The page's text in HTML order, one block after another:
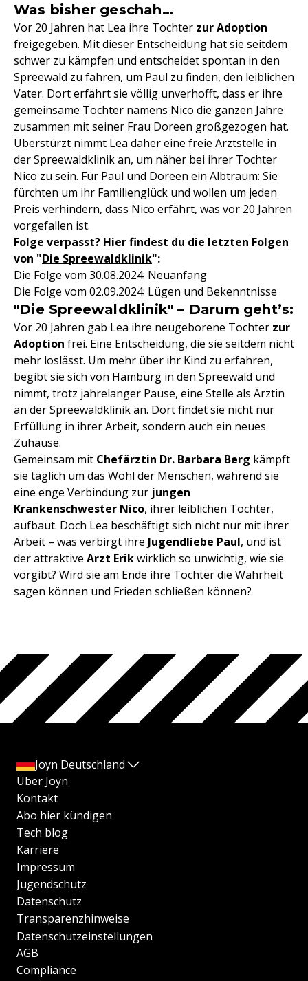
Was bisher geschah…
Vor 20 Jahren hat Lea ihre Tochter zur Adoption
freigegeben. Mit dieser Entscheidung hat sie seitdem
schwer zu kämpfen und entscheidet spontan in den
Spreewald zu fahren, um Paul zu finden, den leiblichen
Vater. Dort erfährt sie völlig unverhofft, dass er ihre
gemeinsame Tochter namens Nico die ganzen Jahre
zusammen mit seiner Frau Doreen großgezogen hat.
Überstürzt nimmt Lea daher eine freie Arztstelle in
der Spreewaldklinik an, um näher bei ihrer Tochter
Nico zu sein. Für Paul und Doreen ein Albtraum: Sie
fürchten um ihr Familienglück und wollen um jeden
Preis verhindern, dass Nico erfährt, was vor 20 Jahren
vorgefallen ist.
Folge verpasst? Hier findest du die letzten Folgen
von "Die Spreewaldklinik":
Die Folge vom 30.08.2024: Neuanfang
Die Folge vom 02.09.2024: Lügen und Bekenntnisse
"Die Spreewaldklinik" – Darum geht’s:
Vor 20 Jahren gab Lea ihre neugeborene Tochter zur
Adoption frei. Eine Entscheidung, die sie seitdem nicht
mehr loslässt. Um mehr über ihr Kind zu erfahren,
begibt sie sich von Hamburg in den Spreewald und
nimmt, trotz jahrelanger Pause, eine Stelle als Ärztin
an der Spreewaldklinik an. Dort findet sie nicht nur
Erfüllung in ihrer Arbeit, sondern auch ein neues
Zuhause.
Gemeinsam mit Chefärztin Dr. Barbara Berg kämpft
sie täglich um das Wohl der Menschen, während sie
eine enge Verbindung zur jungen
Krankenschwester Nico, ihrer leiblichen Tochter,
aufbaut. Doch Lea beschäftigt sich nicht nur mit ihrer
Arbeit – was verbirgt ihre Jugendliebe Paul, und ist
der attraktive Arzt Erikwirklich so unwichtig, wie sie
vorgibt? Wird sie am Ende ihre Tochter die Wahrheit
sagen können und Frieden schließen können?
Joyn Deutschland
Über Joyn
Kontakt
Abo hier kündigen
Tech blog
Karriere
Impressum
Jugendschutz
Datenschutz
Transparenzhinweise
Datenschutzeinstellungen
AGB
Compliance